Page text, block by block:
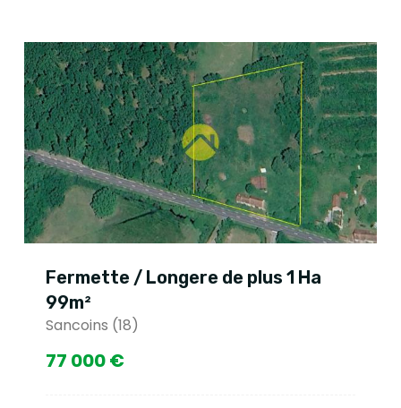
Fermette / Longere de plus 1 Ha
99m²
Sancoins (18)
77 000 €